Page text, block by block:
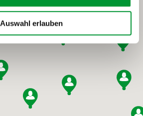
Auswahl erlauben